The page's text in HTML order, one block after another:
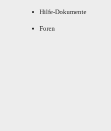
Hilfe-Dokumente
Foren